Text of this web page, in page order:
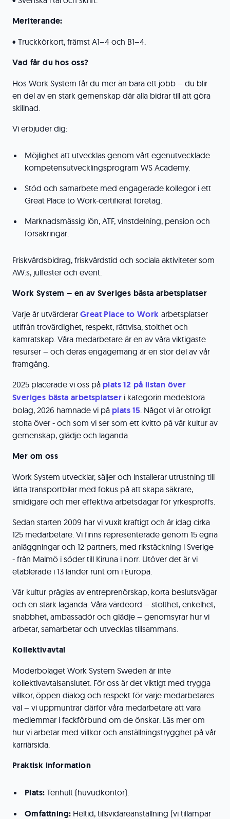
Meriterande:
• Truckkörkort, främst A1–4 och B1–4.
Vad får du hos oss?
Hos Work System får du mer än bara ett jobb – du blir
en del av en stark gemenskap där alla bidrar till att göra
skillnad.
Vi erbjuder dig:
Möjlighet att utvecklas genom vårt egenutvecklade
kompetensutvecklingsprogram WS Academy.
Stöd och samarbete med engagerade kollegor i ett
Great Place to Work-certifierat företag.
Marknadsmässig lön, ATF, vinstdelning, pension och
försäkringar.
Friskvårdsbidrag, friskvårdstid och sociala aktiviteter som
AW:s, julfester och event.
Work System – en av Sveriges bästa arbetsplatser
Varje år utvärderar Great Place to Work arbetsplatser
utifrån trovärdighet, respekt, rättvisa, stolthet och
kamratskap. Våra medarbetare är en av våra viktigaste
resurser – och deras engagemang är en stor del av vår
framgång.
2025 placerade vi oss på plats 12 på listan över
Sveriges bästa arbetsplatser i kategorin medelstora
bolag, 2026 hamnade vi på plats 15. Något vi är otroligt
stolta över - och som vi ser som ett kvitto på vår kultur av
gemenskap, glädje och laganda.
Mer om oss
Work System utvecklar, säljer och installerar utrustning till
lätta transportbilar med fokus på att skapa säkrare,
smidigare och mer effektiva arbetsdagar för yrkesproffs.
Sedan starten 2009 har vi vuxit kraftigt och är idag cirka
125 medarbetare. Vi finns representerade genom 15 egna
anläggningar och 12 partners, med rikstäckning i Sverige
- från Malmö i söder till Kiruna i norr. Utöver det är vi
etablerade i 13 länder runt om i Europa.
Vår kultur präglas av entreprenörskap, korta beslutsvägar
och en stark laganda. Våra värdeord – stolthet, enkelhet,
snabbhet, ambassadör och glädje – genomsyrar hur vi
arbetar, samarbetar och utvecklas tillsammans.
Kollektivavtal
Moderbolaget Work System Sweden är inte
kollektivavtalsanslutet. För oss är det viktigt med trygga
villkor, öppen dialog och respekt för varje medarbetares
val – vi uppmuntrar därför våra medarbetare att vara
medlemmar i fackförbund om de önskar. Läs mer om
hur vi arbetar med villkor och anställningstrygghet på vår
karriärsida.
Praktisk information
Plats: Tenhult (huvudkontor).
Omfattning: Heltid, tillsvidareanställning (vi tillämpar